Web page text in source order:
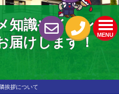
MENU
知識やイベント
届けします！
挨拶について